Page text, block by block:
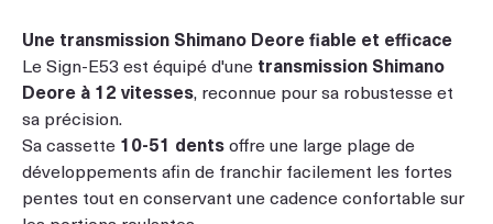
Une transmission Shimano Deore fiable et efficace
Le Sign-E53 est équipé d'une transmission Shimano
Deore à 12 vitesses, reconnue pour sa robustesse et
sa précision.
Sa cassette 10-51 dentsoffre une large plage de
développements afin de franchir facilement les fortes
pentes tout en conservant une cadence confortable sur